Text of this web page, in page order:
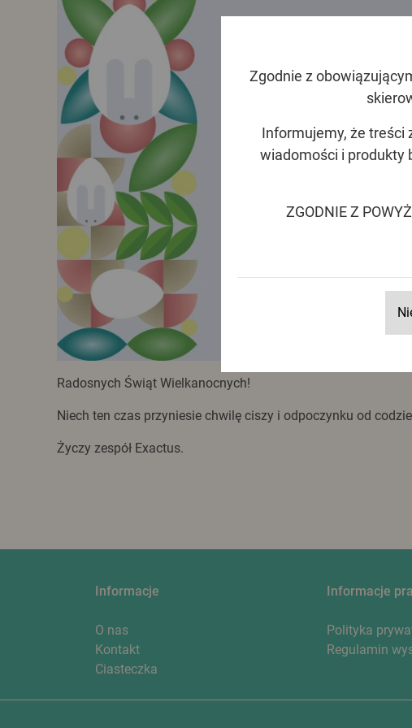
Zgodnie z
Informujemy, że treści
wiadomości i produkty
ZGODNIE Z
Radosnych Świąt Wielkanocnych!
Niech ten czas przyniesie chwilę ciszy i odpoczynku od
Życzy zespół Exactus.
Informacje
O nas
Kontakt
Ciasteczka
Informacje
Polityka
Regulamin